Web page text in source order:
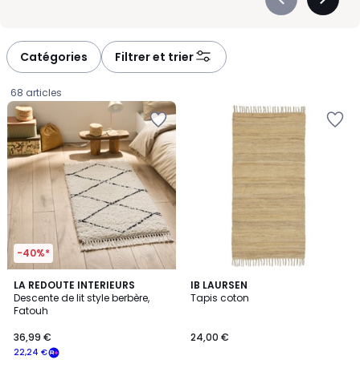
Précédent
Catégories Filtrer et trier
68 articles
-40%*
LA REDOUTE INTERIEURS
Descente de lit style berbère,
Fatouh
€
souscrivez
22,24 €
36,99 €
4,7
/ 5
IB LAURSEN
Tapis coton
24,00 €
3
/
9
Couleurs